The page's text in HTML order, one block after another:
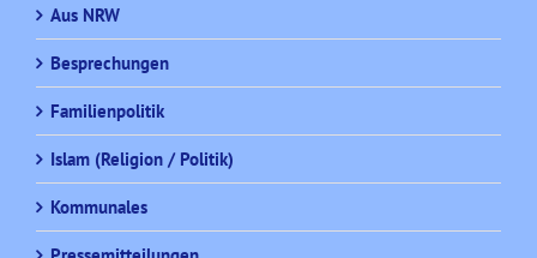
Aus NRW
Besprechungen
Familienpolitik
Islam (Religion / Politik)
Kommunales